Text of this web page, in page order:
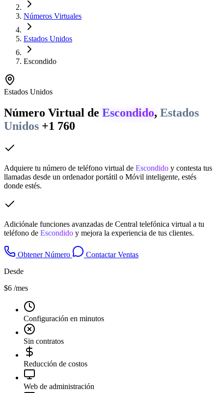
Números Virtuales
Estados Unidos
Escondido
Estados Unidos
Número Virtual de Escondido, Estados
Unidos +1 760
Adquiere tu número de teléfono virtual de Escondido y contesta tus
llamadas desde un ordenador portátil o Móvil inteligente, estés
donde estés.
Adiciónale funciones avanzadas de Central telefónica virtual a tu
teléfono de Escondido y mejora la experiencia de tus clientes.
Obtener Número
Contactar Ventas
Desde
$6 /mes
Configuración en minutos
Sin contratos
Reducción de costos
Web de administración